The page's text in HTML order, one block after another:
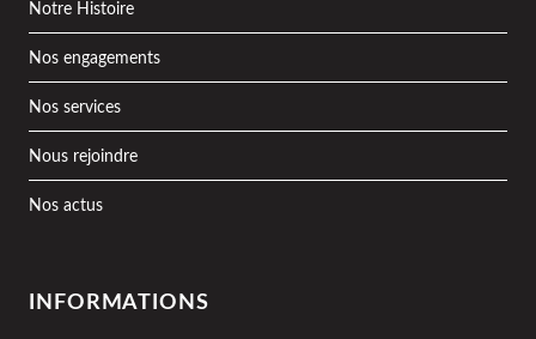
Notre Histoire
Nos engagements
Nos services
Nous rejoindre
Nos actus
INFORMATIONS